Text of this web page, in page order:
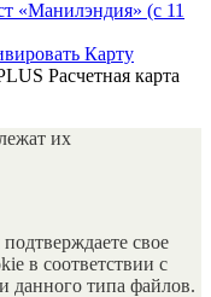
Карту
Расчетная карта
их
свое
в соответствии с
данного типа файлов.